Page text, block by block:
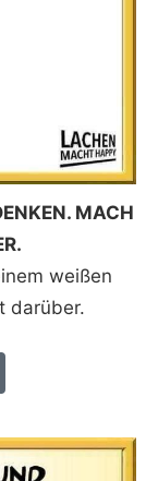
MACH
weißen
darüber.